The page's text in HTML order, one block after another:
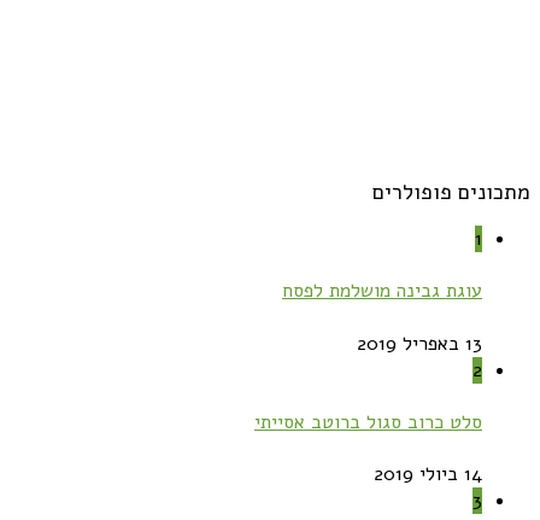
מתכונים פופולרים
1
עוגת גבינה מושלמת לפסח
13 באפריל 2019
2
סלט כרוב סגול ברוטב אסייתי
14 ביולי 2019
3